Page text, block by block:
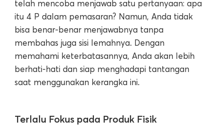
telah mencoba menjawab satu pertanyaan: apa
itu 4 P dalam pemasaran? Namun, Anda tidak
bisa benar-benar menjawabnya tanpa
membahas juga sisi lemahnya. Dengan
memahami keterbatasannya, Anda akan lebih
berhati-hati dan siap menghadapi tantangan
saat menggunakan kerangka ini.
Terlalu Fokus pada Produk Fisik